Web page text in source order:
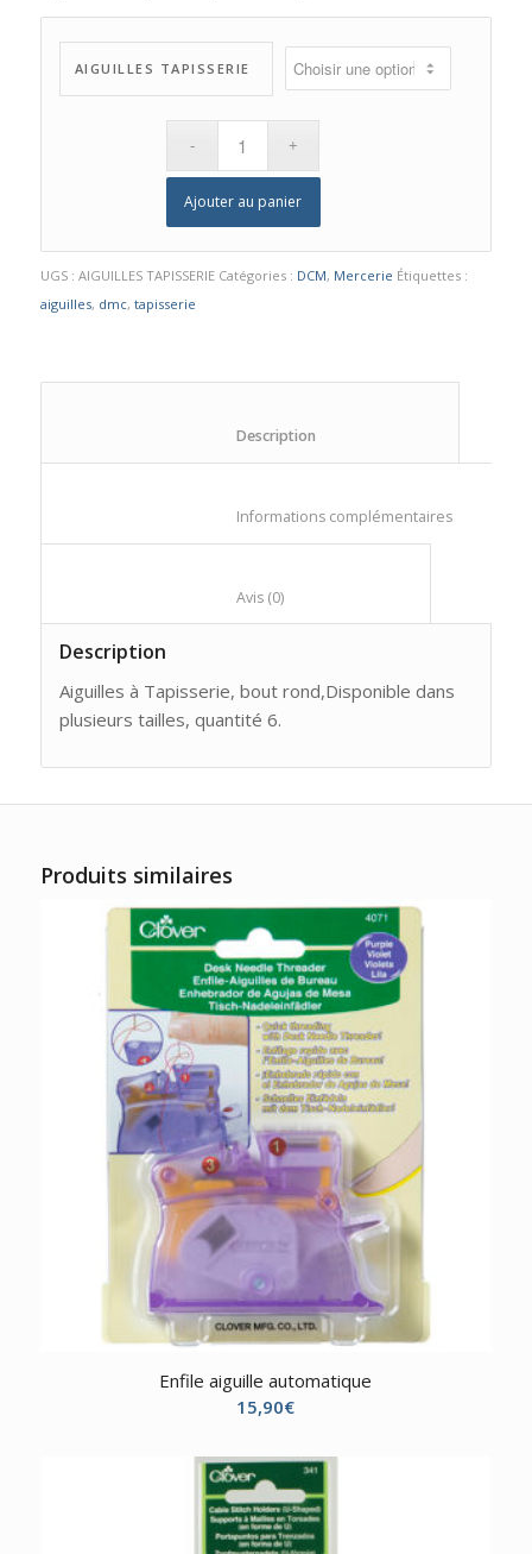
AIGUILLES TAPISSERIE
Ajouter au panier
UGS : AIGUILLES TAPISSERIE Catégories : DCM, Mercerie Étiquettes :
aiguilles, dmc, tapisserie
Informations
						Avis (0)
Description
Aiguilles à Tapisserie, bout rond,Disponible dans
plusieurs tailles, quantité 6.
Produits similaires
Enfile aiguille automatique
15,90€